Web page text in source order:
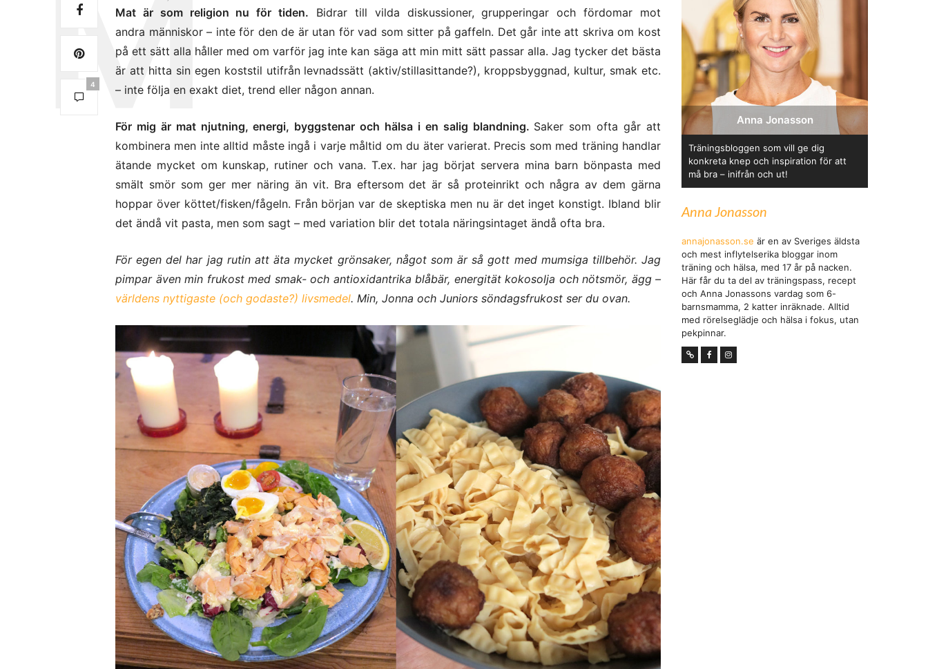
4
Mat är som religion nu för tiden. Bidrar till vilda diskussioner, grupperingar och fördomar mot
andra människor – inte för den de är utan för vad som sitter på gaffeln. Det går inte att skriva om kost
på ett sätt alla håller med om varför jag inte kan säga att min mitt sätt passar alla. Jag tycker det bästa
är att hitta sin egen koststil utifrån levnadssätt (aktiv/stillasittande?), kroppsbyggnad, kultur, smak etc.
– inte följa en exakt diet, trend eller någon annan.
För mig är mat njutning, energi, byggstenar och hälsa i en salig blandning. Saker som ofta går att
kombinera men inte alltid måste ingå i varje måltid om du äter varierat. Precis som med träning handlar
ätande mycket om kunskap, rutiner och vana. T.ex. har jag börjat servera mina barn bönpasta med
smält smör som ger mer näring än vit. Bra eftersom det är så proteinrikt och några av dem gärna
hoppar över köttet/fisken/fågeln. Från början var de skeptiska men nu är det inget konstigt. Ibland blir
det ändå vit pasta, men som sagt – med variation blir det totala näringsintaget ändå ofta bra.
För egen del har jag rutin att äta mycket grönsaker, något som är så gott med mumsiga tillbehör. Jag
pimpar även min frukost med smak- och antioxidantrika blåbär, energität kokosolja och nötsmör, ägg –
världens nyttigaste (och godaste?) livsmedel. Min, Jonna och Juniors söndagsfrukost ser du ovan.
Anna Jonasson
Träningsbloggen som vill ge dig
konkreta knep och inspiration för att
må bra – inifrån och ut!
Anna Jonasson
annajonasson.se är en av Sveriges äldsta
och mest inflytelserika bloggar inom
träning och hälsa, med 17 år på nacken.
Här får du ta del av träningspass, recept
och Anna Jonassons vardag som 6-
barnsmamma, 2 katter inräknade. Alltid
med rörelseglädje och hälsa i fokus, utan
pekpinnar.